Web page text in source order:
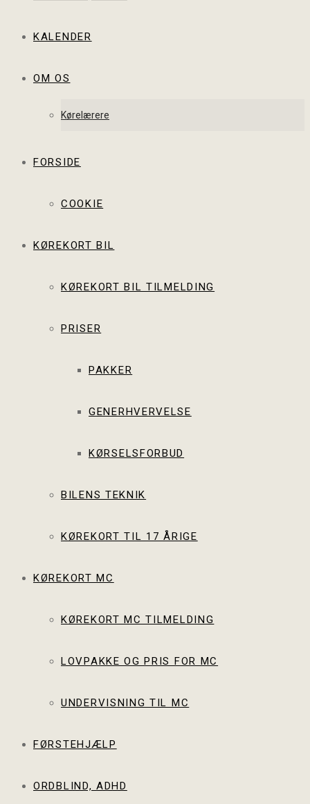
KALENDER
OM OS
Kørelærere
FORSIDE
COOKIE
KØREKORT BIL
KØREKORT BIL TILMELDING
PRISER
PAKKER
GENERHVERVELSE
KØRSELSFORBUD
BILENS TEKNIK
KØREKORT TIL 17 ÅRIGE
KØREKORT MC
KØREKORT MC TILMELDING
LOVPAKKE OG PRIS FOR MC
UNDERVISNING TIL MC
FØRSTEHJÆLP
ORDBLIND, ADHD